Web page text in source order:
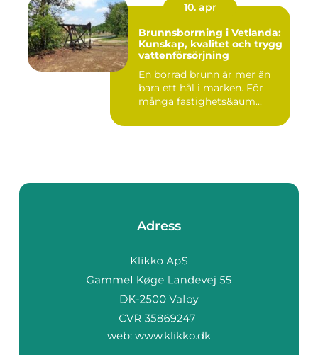
10. apr
Brunnsborrning i Vetlanda:
Kunskap, kvalitet och trygg
vattenförsörjning
En borrad brunn är mer än
bara ett hål i marken. För
många fastighets&aum...
Adress
web: www.klikko.dk